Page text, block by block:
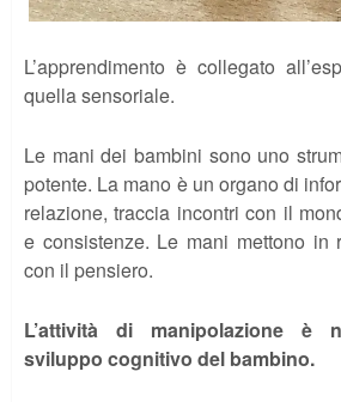
L’apprendimento è collegato
quella sensoriale.
Le mani dei bambini sono uno
potente. La mano è un organo di
relazione, traccia incontri con il
e consistenze. Le mani mettono in
con il pensiero.
L’attività di manipolazione è
sviluppo cognitivo del bambino.